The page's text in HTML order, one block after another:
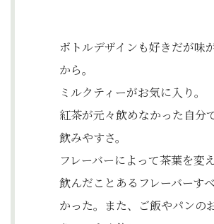
ボトルデザインも好きだが味
から。
ミルクティーがお気に入り。
紅茶が元々飲めなかった自分
飲みやすさ。
フレーバーによって茶葉を変
飲んだことあるフレーバーす
かった。また、ご飯やパンの